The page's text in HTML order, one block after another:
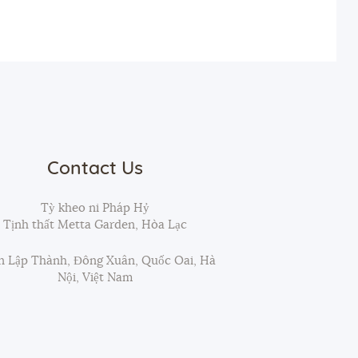
Contact Us
Tỳ kheo ni Pháp Hỷ
Tịnh thất Metta Garden, Hòa Lạc
Lập Thành, Đông Xuân, Quốc Oai, Hà
Nội, Việt Nam